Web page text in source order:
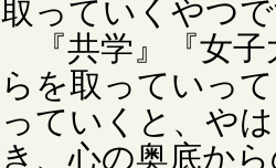
取っていくやつ
『共学』『女子
らを取っていっ
っていくと、や
き、心の奥底か